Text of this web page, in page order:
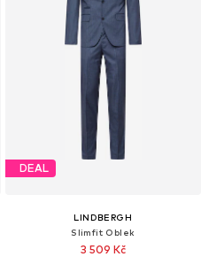
DEAL
LINDBERGH
Slimfit Oblek
3 509 Kč